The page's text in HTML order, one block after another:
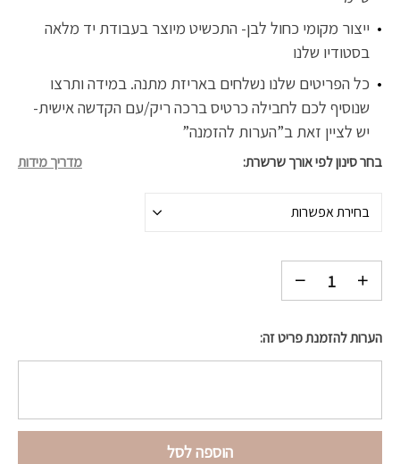
ייצור מקומי כחול לבן- התכשיט מיוצר בעבודת יד מלאה
בסטודיו שלנו
כל הפריטים שלנו נשלחים באריזת מתנה. במידה ותרצו
שנוסיף לכם לחבילה כרטיס ברכה ריק/עם הקדשה אישית-
יש לציין זאת ב”הערות להזמנה”
בחר סינון לפי אורך שרשרת מדריך מידות
בחירת אפשרות
הערות להזמנת פריט זה:
הוספה לסל